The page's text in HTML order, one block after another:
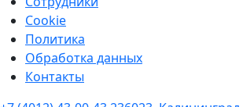
Cookie
Политика
Обработка данных
Контакты